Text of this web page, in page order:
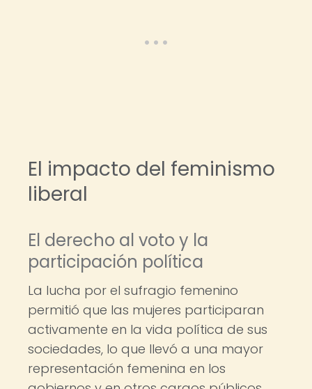
El impacto del feminismo
liberal
El derecho al voto y la
participación política
La lucha por el sufragio femenino
permitió que las mujeres participaran
activamente en la vida política de sus
sociedades, lo que llevó a una mayor
representación femenina en los